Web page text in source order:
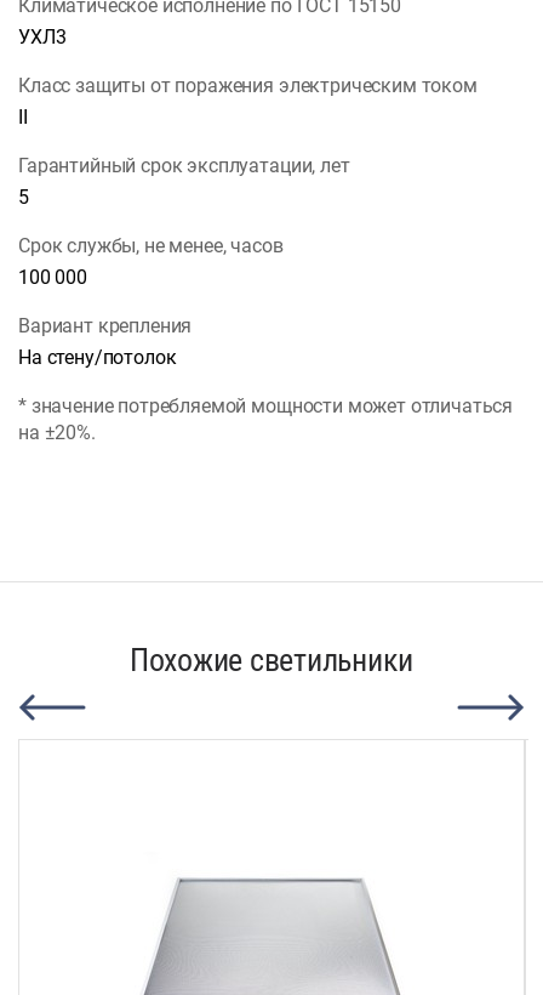
Климатическое исполнение по ГОСТ 15150
УХЛ3
Класс защиты от поражения электрическим током
Гарантийный срок эксплуатации, лет
5
Срок службы, не менее, часов
100 000
Вариант крепления
На стену/потолок
* значение потребляемой мощности может отличаться
на ±20%.
Похожие светильники